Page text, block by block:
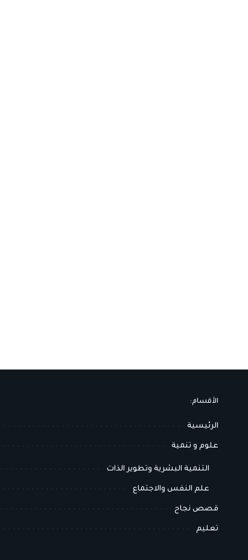
الأقسام:
الرئيسية
علوم و تنمية
التنمية البشرية وتطوير الذات
علم النفس والاجتماع
قصص نجاح
تعليم